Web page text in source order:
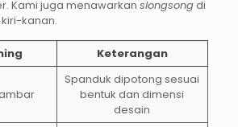
Kami juga menawarkan slongsongdi
kanan.
Keterangan
Spanduk dipotong sesuai
bentuk dan dimensi
desain